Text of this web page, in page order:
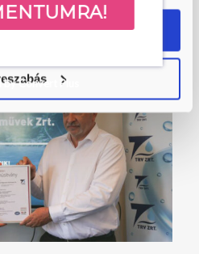
OK
by Convert Plus